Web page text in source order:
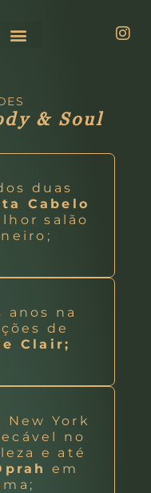
& Soul
duas
Cabelo
salão
anos na
de
Clair;
York
no
e até
em